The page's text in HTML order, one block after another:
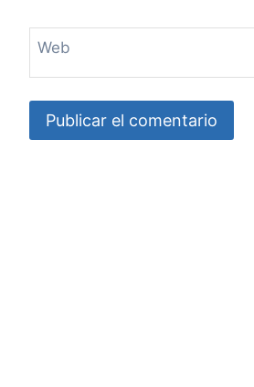
Web